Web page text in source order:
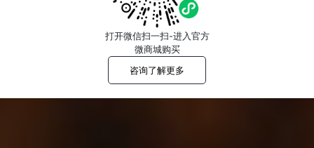
打开微信扫一扫-进入官方
微商城购买
咨询了解更多